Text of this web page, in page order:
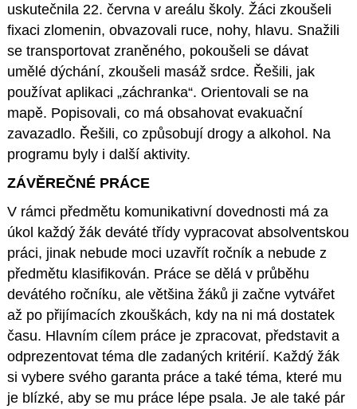
uskutečnila 22. června v areálu školy. Žáci zkoušeli
fixaci zlomenin, obvazovali ruce, nohy, hlavu. Snažili
se transportovat zraněného, pokoušeli se dávat
umělé dýchání, zkoušeli masáž srdce. Řešili, jak
používat aplikaci „záchranka“. Orientovali se na
mapě. Popisovali, co má obsahovat evakuační
zavazadlo. Řešili, co způsobují drogy a alkohol. Na
programu byly i další aktivity.
ZÁVĚREČNÉ PRÁCE
V rámci předmětu komunikativní dovednosti má za
úkol každý žák deváté třídy vypracovat absolventskou
práci, jinak nebude moci uzavřít ročník a nebude z
předmětu klasifikován. Práce se dělá v průběhu
devátého ročníku, ale většina žáků ji začne vytvářet
až po přijímacích zkouškách, kdy na ni má dostatek
času. Hlavním cílem práce je zpracovat, představit a
odprezentovat téma dle zadaných kritérií. Každý žák
si vybere svého garanta práce a také téma, které mu
je blízké, aby se mu práce lépe psala. Je ale také pár